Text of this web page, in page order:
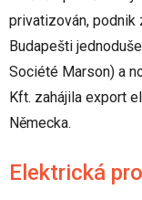
privatizován, podnik
Budapešti
Société Marson) a
Kft. zahájila export
Německa.
Elektrická